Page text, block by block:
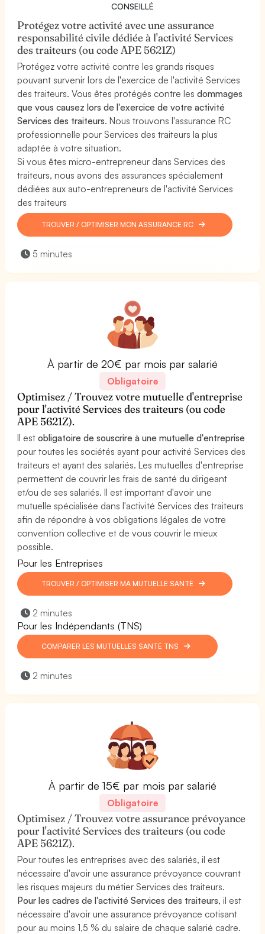
CONSEILLÉ
Protégez votre activité avec une assurance
responsabilité civile dédiée à l'activité Services
des traiteurs (ou code APE 5621Z)
Protégez votre activité contre les grands risques
pouvant survenir lors de l'exercice de l'activité Services
des traiteurs. Vous êtes protégés contre lesdommages
que vous causez lors de l'exercice de votre activité
Services des traiteurs. Nous trouvons l'assurance RC
professionnelle pour Services des traiteurs la plus
adaptée à votre situation.
Si vous êtes micro-entrepreneur dans Services des
traiteurs, nous avons des assurances spécialement
dédiées aux auto-entrepreneurs de l'activité Services
des traiteurs
TROUVER / OPTIMISER MON ASSURANCE RC
5 minutes
À partir de 20€ par mois par salarié
Obligatoire
Optimisez / Trouvez votre mutuelle d'entreprise
pour l'activité Services des traiteurs (ou code
APE 5621Z).
Il estobligatoire de souscrire à une mutuelle d'entreprise
pour toutes les sociétés ayant pour activité Services des
traiteurs et ayant des salariés. Les mutuelles d'entreprise
permettent de couvrir les frais de santé du dirigeant
et/ou de ses salariés. Il est important d'avoir une
mutuelle spécialisée dans l'activité Services des traiteurs
afin de répondre à vos obligations légales de votre
convention collective et de vous couvrir le mieux
possible.
Pour les Entreprises
TROUVER / OPTIMISER MA MUTUELLE SANTÉ
2 minutes
Pour les Indépendants (TNS)
COMPARER LES MUTUELLES SANTÉ TNS
2 minutes
À partir de 15€ par mois par salarié
Obligatoire
Optimisez / Trouvez votre assurance prévoyance
pour l'activité Services des traiteurs (ou code
APE 5621Z).
Pour toutes les entreprises avec des salariés, il est
nécessaire d'avoir une assurance prévoyance couvrant
les risques majeurs du métier Services des traiteurs.
Pour les cadres de l'activité Services des traiteurs, il est
nécessaire d'avoir une assurance prévoyance cotisant
pour au moins 1,5 % du salaire de chaque salarié cadre.